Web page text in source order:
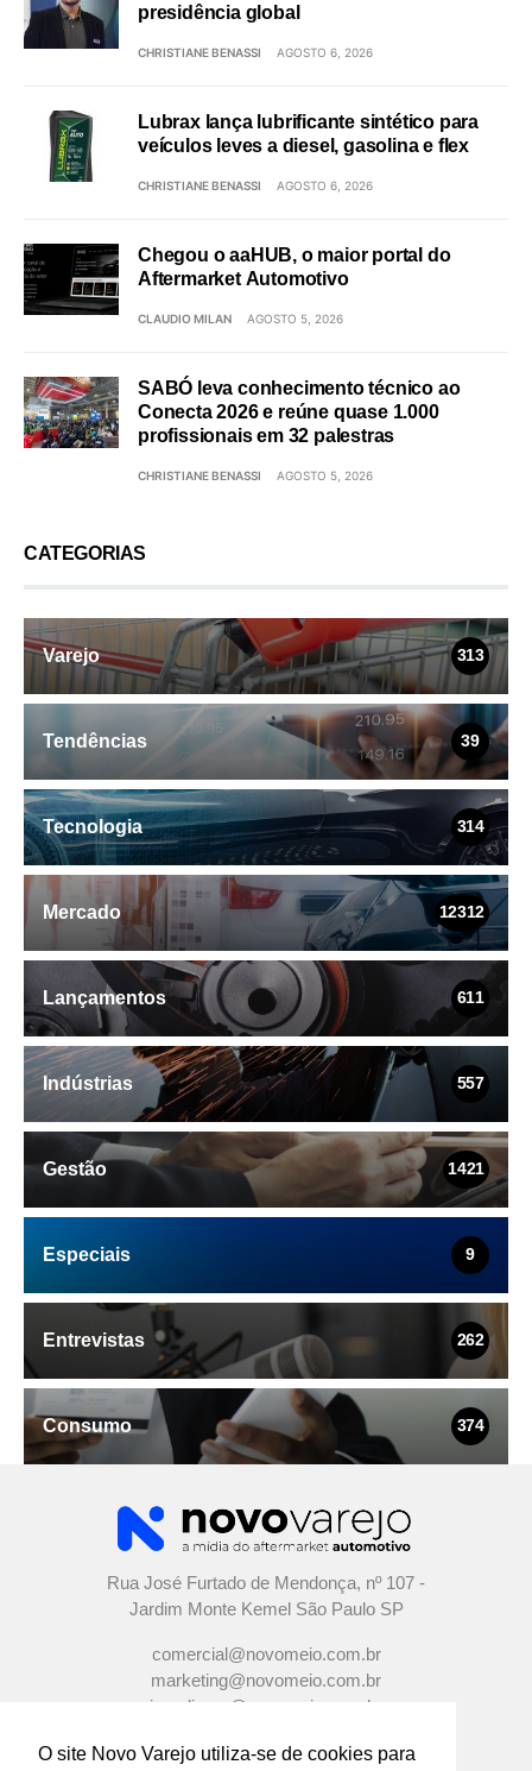
O site Novo Varejo utiliza-se de cookies para
presidência global
CHRISTIANE BENASSI AGOSTO 6, 2026
Lubrax lança lubrificante sintético para
veículos leves a diesel, gasolina e flex
CHRISTIANE BENASSI AGOSTO 6, 2026
Chegou o aaHUB, o maior portal do
Aftermarket Automotivo
CLAUDIO MILAN AGOSTO 5, 2026
SABÓ leva conhecimento técnico ao
Conecta 2026 e reúne quase 1.000
profissionais em 32 palestras
CHRISTIANE BENASSI AGOSTO 5, 2026
CATEGORIAS
Varejo 313
Tendências 39
Tecnologia 314
Mercado 12312
Lançamentos 611
Indústrias 557
Gestão 1421
Especiais 9
Entrevistas 262
Consumo 374
Rua José Furtado de Mendonça, nº 107 -
Jardim Monte Kemel São Paulo SP
comercial@novomeio.com.br
marketing@novomeio.com.br
jornalismo@novomeio.com.br